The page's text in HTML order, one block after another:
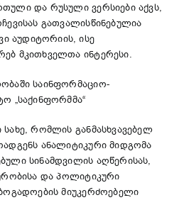
და რუსული ვერსიები აქვს,
გათვალისწინებულია
აუდიტორიის, ისე
მკითხველთა ინტერესი.
საინფორმაციო-
„საქინფორმმა“
რომლის განმასხვავებელ
ანალიტიკური მიდგომა
სინამდვილის აღწერისას,
და პოლიტიკური
მიუკერძოებელი